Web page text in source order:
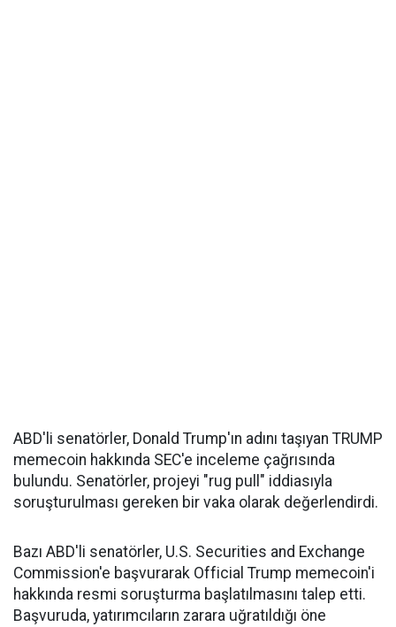
ABD'li senatörler, Donald Trump'ın adını taşıyan TRUMP
memecoin hakkında SEC'e inceleme çağrısında
bulundu. Senatörler, projeyi "rug pull" iddiasıyla
soruşturulması gereken bir vaka olarak değerlendirdi.
Bazı ABD'li senatörler, U.S. Securities and Exchange
Commission'e başvurarak Official Trump memecoin'i
hakkında resmi soruşturma başlatılmasını talep etti.
Başvuruda, yatırımcıların zarara uğratıldığı öne